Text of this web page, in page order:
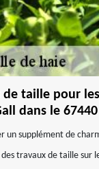
de taille pour
dans le
un supplément de
travaux de taille sur